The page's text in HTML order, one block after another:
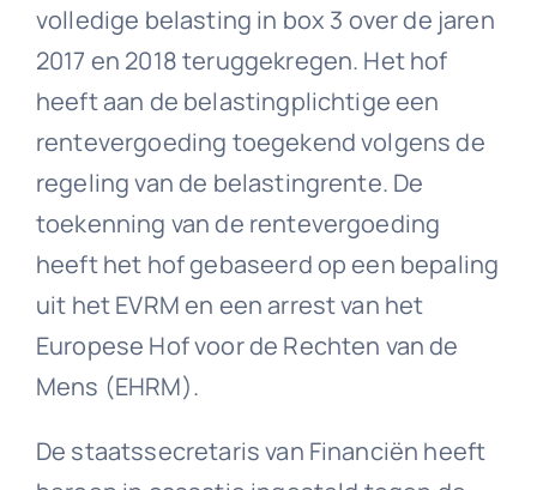
volledige belasting in box 3 over de jaren
2017 en 2018 teruggekregen. Het hof
heeft aan de belastingplichtige een
rentevergoeding toegekend volgens de
regeling van de belastingrente. De
toekenning van de rentevergoeding
heeft het hof gebaseerd op een bepaling
uit het EVRM en een arrest van het
Europese Hof voor de Rechten van de
Mens (EHRM).
De staatssecretaris van Financiën heeft